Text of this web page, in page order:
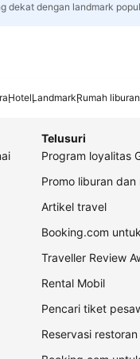
dekat dengan landmark
HotelLandmarkRumah liburan
Telusuri
Program loyalitas
Promo liburan dan
Artikel travel
Booking.com
Traveller Review
Rental Mobil
Pencari tiket
Reservasi restoran